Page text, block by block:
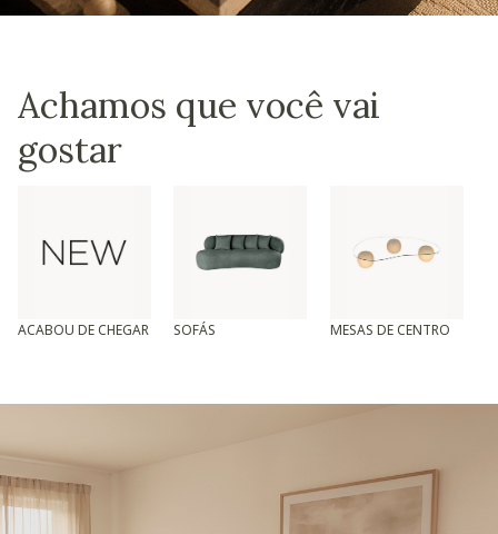
Achamos que você vai
gostar
ACABOU DE CHEGAR SOFÁS MESAS DE CENTRO